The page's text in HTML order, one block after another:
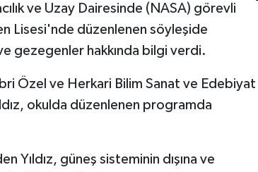
ve Uzay Dairesinde (NASA) görevli
Lisesi'nde düzenlenen söyleşide
gezegenler hakkında bilgi verdi.
Özel ve Herkari Bilim Sanat ve Edebiyat
okulda düzenlenen programda
Yıldız, güneş sisteminin dışına ve